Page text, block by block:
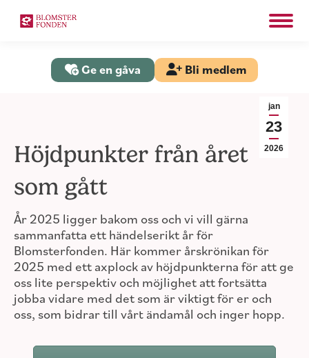
Ge en gåva Bli medlem
jan
23
2026
Höjdpunkter från året
som gått
År 2025 ligger bakom oss och vi vill gärna
sammanfatta ett händelserikt år för
Blomsterfonden. Här kommer årskrönikan för
2025 med ett axplock av höjdpunkterna för att ge
oss lite perspektiv och möjlighet att fortsätta
jobba vidare med det som är viktigt för er och
oss, som bidrar till vårt ändamål och inger hopp.